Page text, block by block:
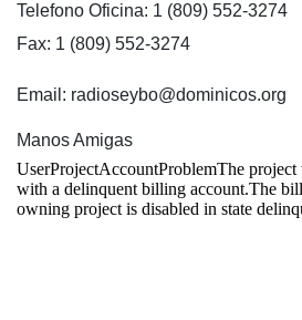
Telefono Oficina: 1 (809) 552-3274
Fax: 1 (809) 552-3274
Email: radioseybo@dominicos.org
Manos Amigas